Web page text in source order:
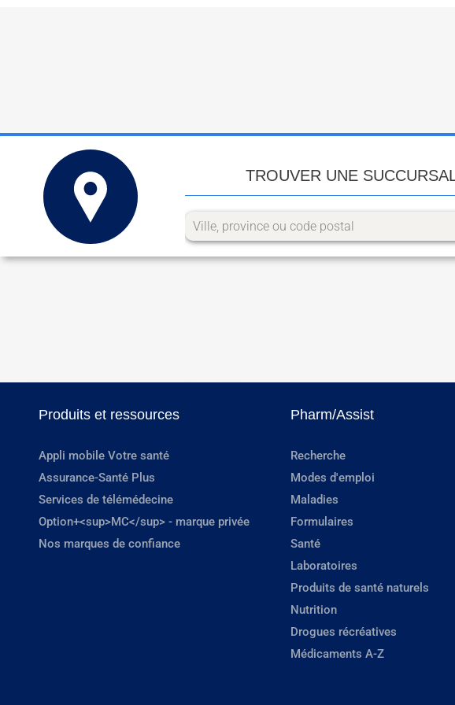
TROUVER UNE
Produits et ressources
Appli mobile Votre santé
Assurance-Santé Plus
Services de télémédecine
Option+<sup>MC</sup> - marque privée
Nos marques de confiance
Pharm/Assist
Recherche
Modes d'emploi
Maladies
Formulaires
Santé
Laboratoires
Produits de santé naturels
Nutrition
Drogues récréatives
Médicaments A-Z